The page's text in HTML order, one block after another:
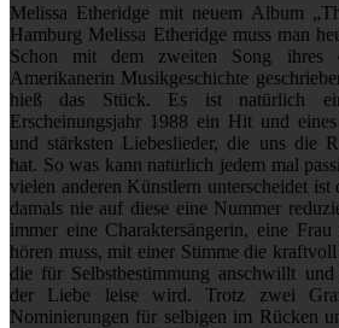
Melissa Etheridge mit neuem Album
Hamburg Melissa Etheridge muss man
Schon mit dem zweiten Song ihres
Amerikanerin Musikgeschichte
hieß das Stück. Es ist natürlich
Erscheinungsjahr 1988 ein Hit und
und stärksten Liebeslieder, die uns die
hat. So was kann natürlich jedem mal
vielen anderen Künstlern unterscheidet ist
damals nie auf diese eine Nummer
immer eine Charaktersängerin, eine
hören muss, mit einer Stimme die
die für Selbstbestimmung anschwillt
der Liebe leise wird. Trotz zwei
Nominierungen für selbigen im Rücken